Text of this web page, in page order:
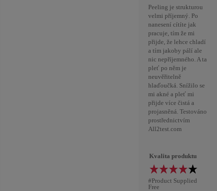
Peeling je strukturou
velmi příjemný. Po
nanesení cítíte jak
pracuje, tím že mi
přijde, že lehce chladí
a tím jakoby pálí ale
nic nepříjemného. A ta
pleť po něm je
neuvěřitelně
hlaďoučká. Snížilo se
mi akné a pleť mi
přijde více čistá a
projasněná. Testováno
prostřednictvím
All2test.com
Kvalita produktu
#Product Supplied
Free